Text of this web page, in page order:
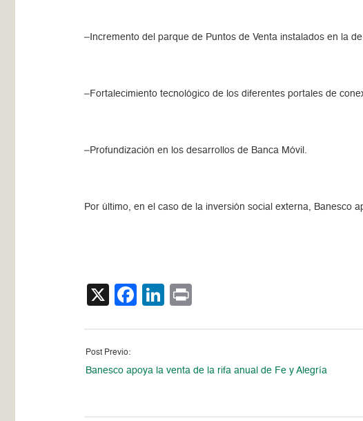
–Incremento del parque de Puntos de Venta instalados en la
–Fortalecimiento tecnológico de los diferentes portales de
–Profundización en los desarrollos de Banca Móvil.
Por último, en el caso de la inversión social externa, Banesco
X Facebook
LinkedIn
Post Previo:
Banesco apoya la venta de la rifa anual de Fe y Alegría